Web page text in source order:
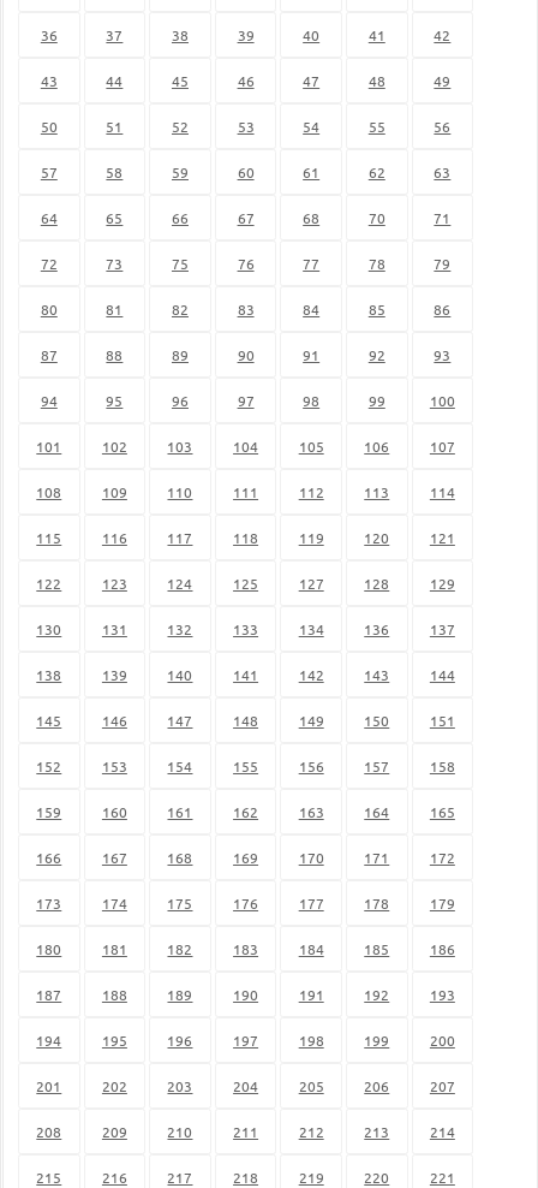
36 37 38 39 40 41 42
43 44 45 46 47 48 49
50 51 52 53 54 55 56
57 58 59 60 61 62 63
64 65 66 67 68 70 71
72 73 75 76 77 78 79
80 81 82 83 84 85 86
87 88 89 90 91 92 93
94 95 96 97 98 99 100
101 102 103 104 105 106 107
108 109 110 111 112 113 114
115 116 117 118 119 120 121
122 123 124 125 127 128 129
130 131 132 133 134 136 137
138 139 140 141 142 143 144
145 146 147 148 149 150 151
152 153 154 155 156 157 158
159 160 161 162 163 164 165
166 167 168 169 170 171 172
173 174 175 176 177 178 179
180 181 182 183 184 185 186
187 188 189 190 191 192 193
194 195 196 197 198 199 200
201 202 203 204 205 206 207
208 209 210 211 212 213 214
215 216 217 218 219 220 221